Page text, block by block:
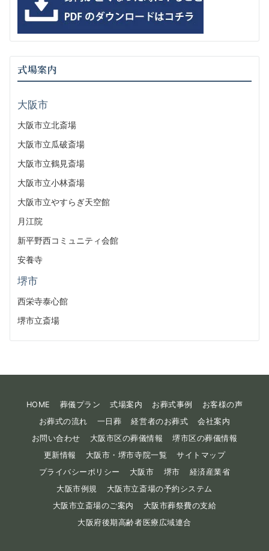
式場案内
大阪市
大阪市立北斎場
大阪市立瓜破斎場
大阪市立鶴見斎場
大阪市立小林斎場
大阪市立やすらぎ天空館
月江院
新平野西コミュニティ会館
安養寺
堺市
西栄寺泰心館
堺市立斎場
HOME 葬儀プラン 式場案内 お葬式事例
お客様の声
お葬式の流れ
一日葬 経営者のお葬式
会社案内
お問い合わせ
大阪市区の葬儀情報
堺市区の葬儀情報
更新情報
大阪市・堺市寺院一覧
サイトマップ
プライバシーポリシー
大阪市 堺市
経済産業省
大阪市例規
大阪市立斎場の予約システム
大阪市立斎場のご案内
大阪市葬祭費の支給
大阪府後期高齢者医療広域連合